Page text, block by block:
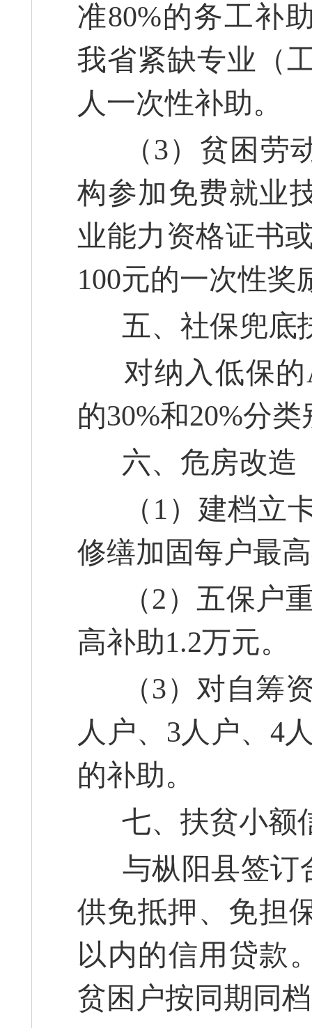
准80%的务工补
我省紧缺专业（
人一次性补助。
（3）贫困劳
构参加免费就业
业能力资格证书
100元的一次性奖
五、社保兜底
对纳入低保的
的30%和20%分
六、危房改造
（1）建档立
修缮加固每户最
（2）五保户重
高补助1.2万元。
（3）对自筹资
人户、3人户、4
的补助。
七、扶贫小额
与枞阳县签订
供免抵押、免担
以内的信用贷款
贫困户按同期同